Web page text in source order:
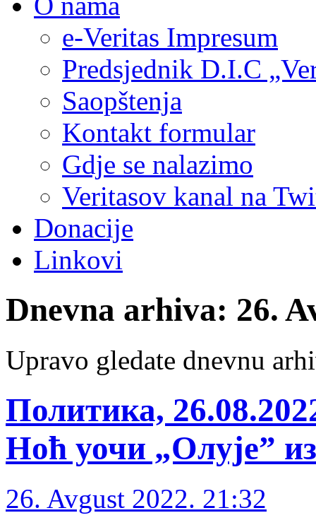
e-Veritas Impresum
Predsjednik D.I.C
Saopštenja
Kontakt formular
Gdje se nalazimo
Veritasov kanal na
Donacije
Linkovi
Dnevna arhiva: 26.
Upravo gledate dnevnu
Политика,
Ноћ уочи „Олује”
26. Avgust 2022. 21:32